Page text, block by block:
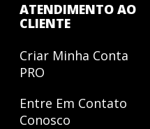
ATENDIMENTO AO
CLIENTE
Criar Minha Conta
PRO
Entre Em Contato
Conosco